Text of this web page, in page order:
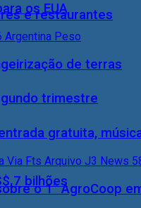
e restaurantes
trimestre
7 bilhões
os EUA
de terras
gratuita,
o 1° AgroCoop